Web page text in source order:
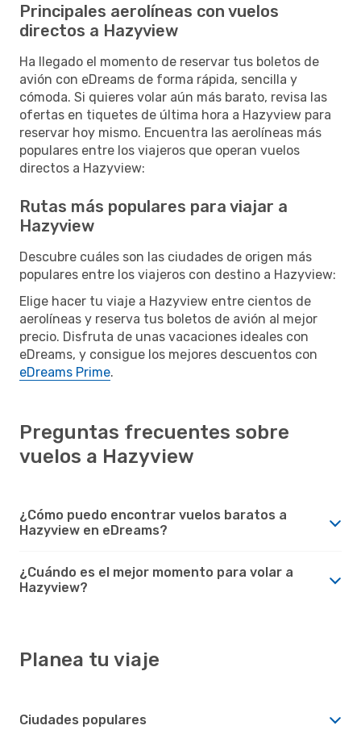
Principales aerolíneas con vuelos
directos a Hazyview
Ha llegado el momento de reservar tus boletos de
avión con eDreams de forma rápida, sencilla y
cómoda. Si quieres volar aún más barato, revisa las
ofertas en tiquetes de última hora a Hazyview para
reservar hoy mismo. Encuentra las aerolíneas más
populares entre los viajeros que operan vuelos
directos a Hazyview:
Rutas más populares para viajar a
Hazyview
Descubre cuáles son las ciudades de origen más
populares entre los viajeros con destino a Hazyview:
Elige hacer tu viaje a Hazyview entre cientos de
aerolíneas y reserva tus boletos de avión al mejor
precio. Disfruta de unas vacaciones ideales con
eDreams, y consigue los mejores descuentos con
eDreams Prime.
Preguntas frecuentes sobre
vuelos a Hazyview
¿Cómo puedo encontrar vuelos baratos a
Hazyview en eDreams?
¿Cuándo es el mejor momento para volar a
Hazyview?
Planea tu viaje
Ciudades populares